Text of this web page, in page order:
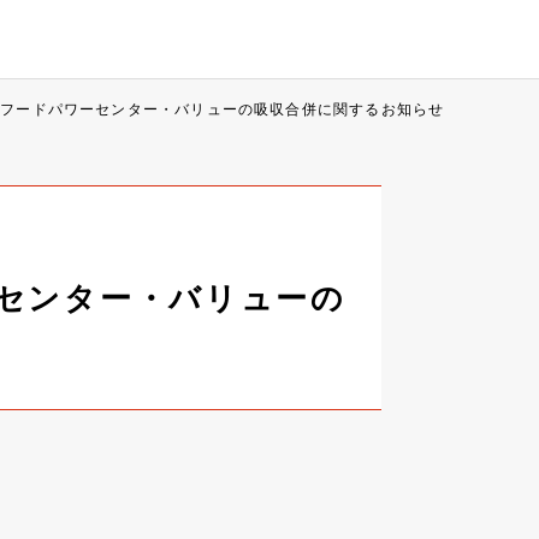
ードパワーセンター・バリューの吸収合併に関するお知らせ
ンター・バリューの